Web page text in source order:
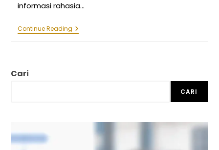
informasi rahasia…
Continue ReadingHoney
Trap:
Cari
CARI